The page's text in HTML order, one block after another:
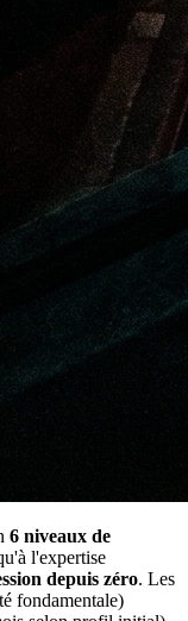
6 niveaux de
l'expertise
depuis zéro. Les
fondamentale)